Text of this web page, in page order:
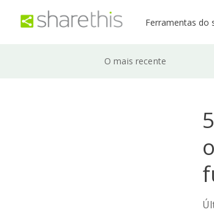
Ferramentas do
O mais recente